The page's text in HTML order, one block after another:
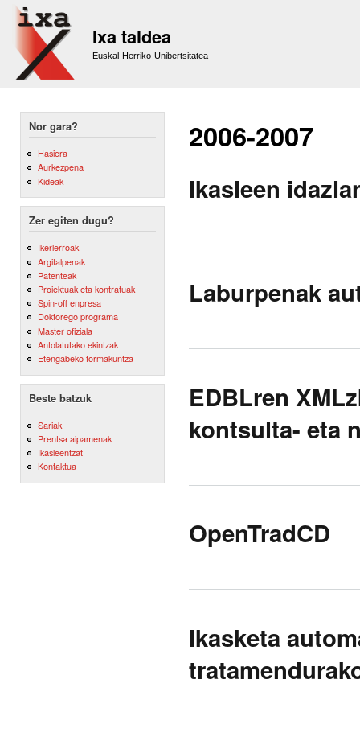
Ixa taldea
Euskal Herriko Unibertsitatea
Nor gara?
Hasiera
Aurkezpena
Kideak
Zer egiten dugu?
Ikerlerroak
Argitalpenak
Patenteak
Proiektuak eta kontratuak
Spin-off enpresa
Doktorego programa
Master ofiziala
Antolatutako ekintzak
Etengabeko formakuntza
Beste batzuk
Sariak
Prentsa aipamenak
Ikasleentzat
Kontaktua
2006-2007
Ikasleen
Laburpenak
EDBLren
kontsulta- eta
OpenTradCD
Ikasketa